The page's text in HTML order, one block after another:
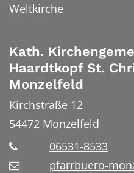
Weltkirche
Kath.
Haardtkopf St.
Monzelfeld
Kirchstraße 12
54472 Monzelfeld
06531-8533
pfarrbuero-